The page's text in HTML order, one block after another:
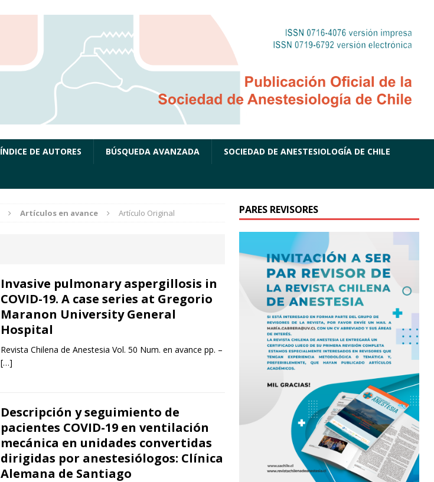
ÍNDICE DE AUTORES BÚSQUEDA AVANZADA SOCIEDAD DE ANESTESIOLOGÍA DE CHILE
Artículos en avance Artículo Original
Invasive pulmonary aspergillosis in
COVID-19. A case series at Gregorio
Maranon University General
Hospital
Revista Chilena de Anestesia Vol. 50 Num. en avance pp. –
[…]
Descripción y seguimiento de
pacientes COVID-19 en ventilación
mecánica en unidades convertidas
dirigidas por anestesiólogos: Clínica
Alemana de Santiago
PARES REVISORES